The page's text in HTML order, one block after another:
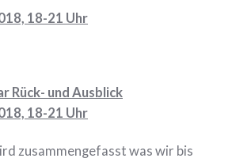
18-21 Uhr
Rück- und Ausblick
18-21 Uhr
zusammengefasst was wir bis